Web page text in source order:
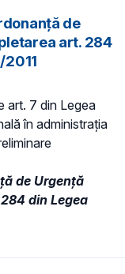
de
art. 284
art. 7 din Legea
în administraţia
de Urgență
din Legea